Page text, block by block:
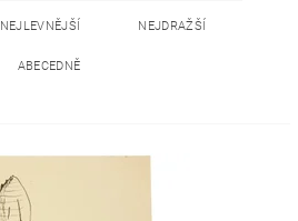
NEJLEVNĚJŠÍ NEJDRAŽŠÍ
ABECEDNĚ